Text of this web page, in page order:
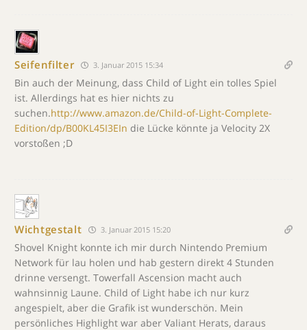
Seifenfilter 3. Januar 2015 15:34
Bin auch der Meinung, dass Child of Light ein tolles Spiel
ist. Allerdings hat es hier nichts zu
suchen.http://www.amazon.de/Child-of-Light-Complete-
Edition/dp/B00KL45I3EIn die Lücke könnte ja Velocity 2X
vorstoßen ;D
Wichtgestalt 3. Januar 2015 15:20
Shovel Knight konnte ich mir durch Nintendo Premium
Network für lau holen und hab gestern direkt 4 Stunden
drinne versengt. Towerfall Ascension macht auch
wahnsinnig Laune. Child of Light habe ich nur kurz
angespielt, aber die Grafik ist wunderschön. Mein
persönliches Highlight war aber Valiant Herats, daraus